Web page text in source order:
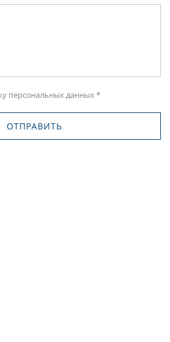
персональных данных *